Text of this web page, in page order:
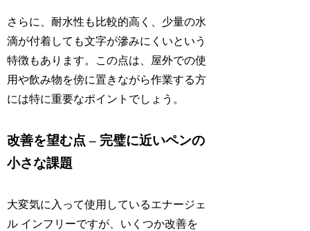
さらに、耐水性も比較的高く、少量の水
滴が付着しても文字が滲みにくいという
特徴もあります。この点は、屋外での使
用や飲み物を傍に置きながら作業する方
には特に重要なポイントでしょう。
改善を望む点 – 完璧に近いペンの
小さな課題
大変気に入って使用しているエナージェ
ル インフリーですが、いくつか改善を